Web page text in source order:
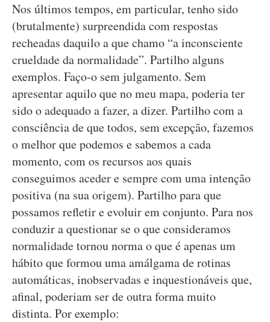
Nos últimos tempos, em particular, tenho sido
(brutalmente) surpreendida com respostas
recheadas daquilo a que chamo “a inconsciente
crueldade da normalidade”. Partilho alguns
exemplos. Faço-o sem julgamento. Sem
apresentar aquilo que no meu mapa, poderia ter
sido o adequado a fazer, a dizer. Partilho com a
consciência de que todos, sem excepção, fazemos
o melhor que podemos e sabemos a cada
momento, com os recursos aos quais
conseguimos aceder e sempre com uma intenção
positiva (na sua origem). Partilho para que
possamos refletir e evoluir em conjunto. Para nos
conduzir a questionar se o que consideramos
normalidade tornou norma o que é apenas um
hábito que formou uma amálgama de rotinas
automáticas, inobservadas e inquestionáveis que,
afinal, poderiam ser de outra forma muito
distinta. Por exemplo: